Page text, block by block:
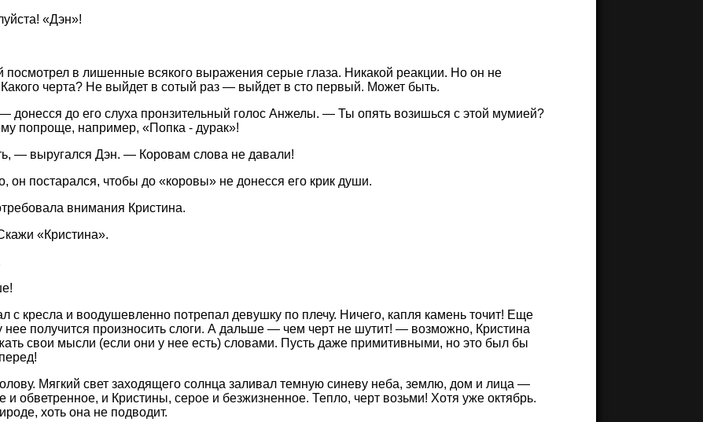
«Дэн»!
посмотрел в лишенные всякого выражения серые глаза. Никакой реакции. Но он не
Какого черта? Не выйдет в сотый раз — выйдет в сто первый. Может быть.
донесся до его слуха пронзительный голос Анжелы. — Ты опять возишься с этой мумией?
попроще, например, «Попка - дурак»!
— выругался Дэн. — Коровам слова не давали!
он постарался, чтобы до «коровы» не донесся его крик души.
внимания Кристина.
«Кристина».
с кресла и воодушевленно потрепал девушку по плечу. Ничего, капля камень точит! Еще
нее получится произносить слоги. А дальше — чем черт не шутит! — возможно, Кристина
свои мысли (если они у нее есть) словами. Пусть даже примитивными, но это был бы
Мягкий свет заходящего солнца заливал темную синеву неба, землю, дом и лица —
и обветренное, и Кристины, серое и безжизненное. Тепло, черт возьми! Хотя уже октябрь.
хоть она не подводит.